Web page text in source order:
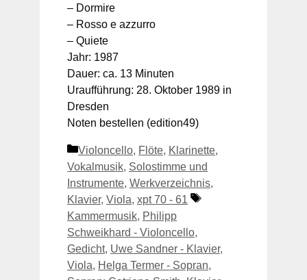
– Dormire
– Rosso e azzurro
– Quiete
Jahr: 1987
Dauer: ca. 13 Minuten
Uraufführung: 28. Oktober 1989 in
Dresden
Noten bestellen (edition49)
Kategorien
Violoncello, Flöte, Klarinette,
Vokalmusik, Solostimme und
Instrumente, Werkverzeichnis,
Klavier, Viola, xpt 70 - 61
Schlagwörter
Kammermusik, Philipp
Schweikhard - Violoncello,
Gedicht, Uwe Sandner - Klavier,
Viola, Helga Termer - Sopran,